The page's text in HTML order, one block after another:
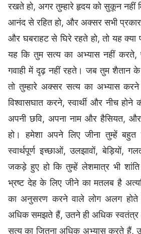
रखते हो, अगर तुम्हारे हृदय को सुकून नहीं
आनंद से रहित हो, और अक्सर सभी प्रकार
और घबराहट से घिरे रहते हो, तो यह क्या
यह कि तुम सत्य का अभ्यास नहीं करते,
गवाही में दृढ़ नहीं रहते। जब तुम शैतान
तो तुम्हारे अक्सर सत्य का अभ्यास
विश्वासघात करने, स्वार्थी और नीच
अपनी छवि, अपना नाम और हैसियत,
हो। हमेशा अपने लिए जीना तुम्हें बहुत
स्वार्थपूर्ण इच्छाओं, उलझावों, बेड़ियों,
जकड़े हुए हो कि तुम्हें लेशमात्र भी
भ्रष्ट देह के लिए जीने का मतलब है
का अनुसरण करने वाले लोग अलग होते
अधिक समझते हैं, उतने ही अधिक स्वतंत्र
सत्य का जितना अधिक अभ्यास करते हैं,